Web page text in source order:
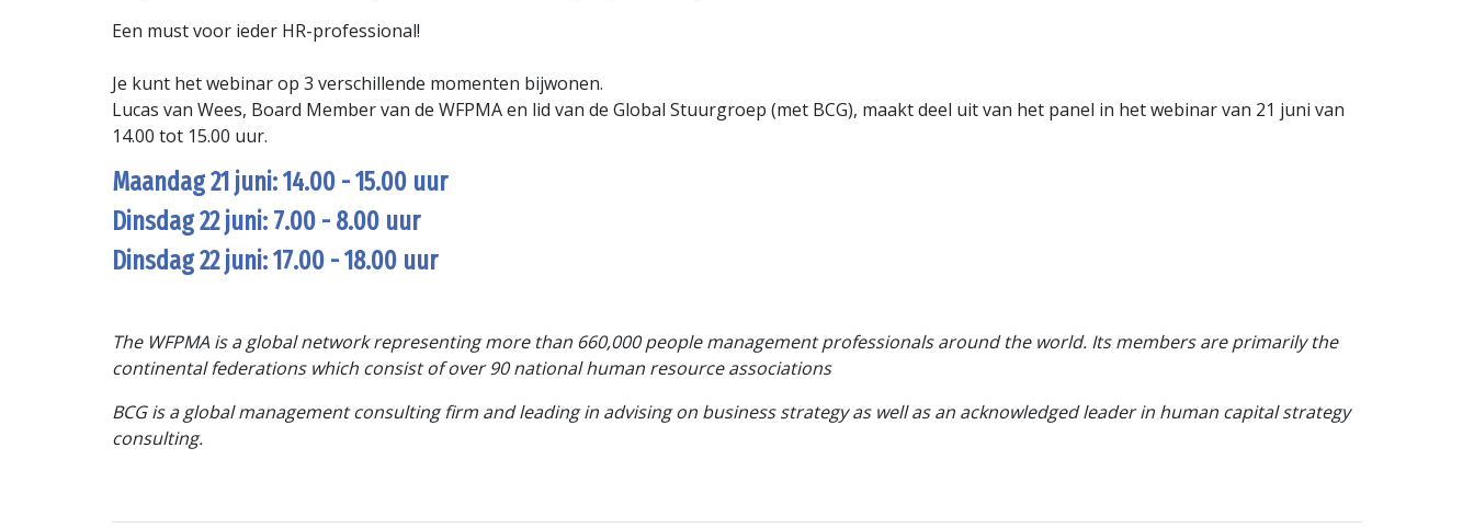
Een must voor ieder HR-professional!
Je kunt het webinar op 3 verschillende momenten bijwonen.
Lucas van Wees, Board Member van de WFPMA en lid van de Global Stuurgroep (met BCG), maakt deel uit van het panel in het webinar van 21 juni van
14.00 tot 15.00 uur.
Maandag 21 juni: 14.00 - 15.00 uur
Dinsdag 22 juni: 7.00 - 8.00 uur
Dinsdag 22 juni: 17.00 - 18.00 uur
The WFPMA is a global network representing more than 660,000 people management professionals around the world. Its members are primarily the
continental federations which consist of over 90 national human resource associations
BCG is a global management consulting firm and leading in advising on business strategy as well as an acknowledged leader in human capital strategy
consulting.